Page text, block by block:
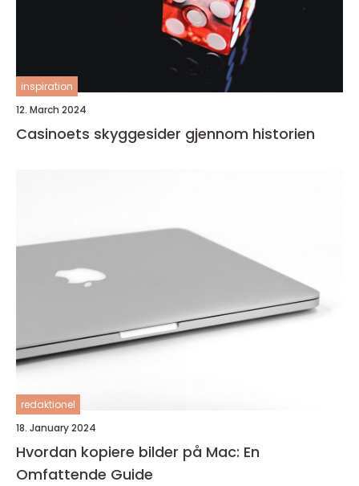
inspiration
12. March 2024
Casinoets skyggesider gjennom historien
redaktionel
18. January 2024
Hvordan kopiere bilder på Mac: En
Omfattende Guide